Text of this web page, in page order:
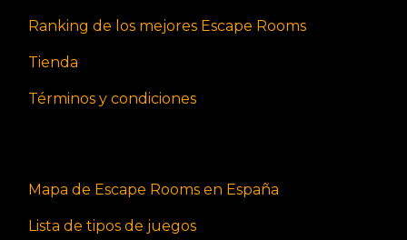
Ranking de los mejores Escape Rooms
Tienda
Términos y condiciones
Mapa de Escape Rooms en España
Lista de tipos de juegos